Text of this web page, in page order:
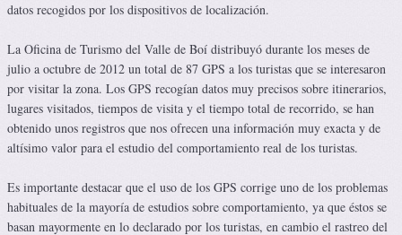
datos recogidos por los dispositivos de localización.
La Oficina de Turismo del Valle de Boí distribuyó durante los meses de
julio a octubre de 2012 un total de 87 GPS a los turistas que se interesaron
por visitar la zona. Los GPS recogían datos muy precisos sobre itinerarios,
lugares visitados, tiempos de visita y el tiempo total de recorrido, se han
obtenido unos registros que nos ofrecen una información muy exacta y de
altísimo valor para el estudio del comportamiento real de los turistas.
Es importante destacar que el uso de los GPS corrige uno de los problemas
habituales de la mayoría de estudios sobre comportamiento, ya que éstos se
basan mayormente en lo declarado por los turistas, en cambio el rastreo del